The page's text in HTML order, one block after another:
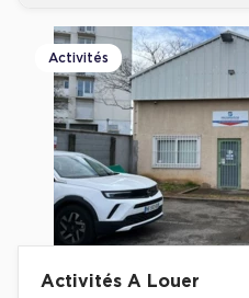
Activités
Activités A Louer